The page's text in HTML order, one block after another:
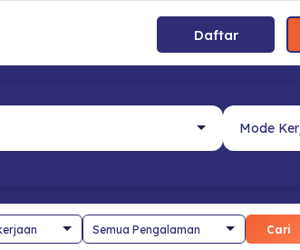
Daftar
Cari